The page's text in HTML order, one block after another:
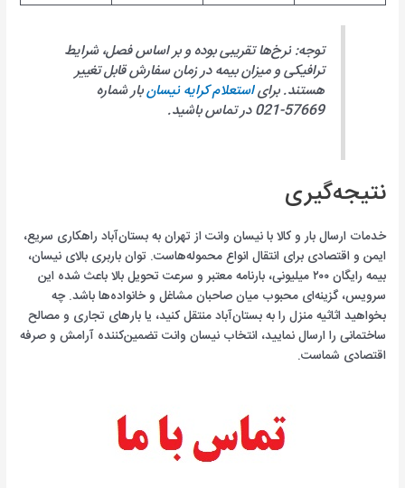
توجه: نرخ‌ها تقریبی بوده و بر اساس فصل، شرایط
ترافیکی و میزان بیمه در زمان سفارش قابل تغییر
هستند. برایاستعلام کرایه نیسانبار شماره
57669-021 در تماس باشید.
نتیجه‌گیری
خدمات ارسال بار و کالا با نیسان وانت از تهران به بستان‌آباد راهکاری سریع،
ایمن و اقتصادی برای انتقال انواع محموله‌هاست. توان باربری بالای نیسان،
بیمه رایگان ۲۰۰ میلیونی، بارنامه معتبر و سرعت تحویل بالا باعث شده این
سرویس، گزینه‌ای محبوب میان صاحبان مشاغل و خانواده‌ها باشد. چه
بخواهید اثاثیه منزل را به بستان‌آباد منتقل کنید، یا بارهای تجاری و مصالح
ساختمانی را ارسال نمایید، انتخاب نیسان وانت تضمین‌کننده آرامش و صرفه
اقتصادی شماست.